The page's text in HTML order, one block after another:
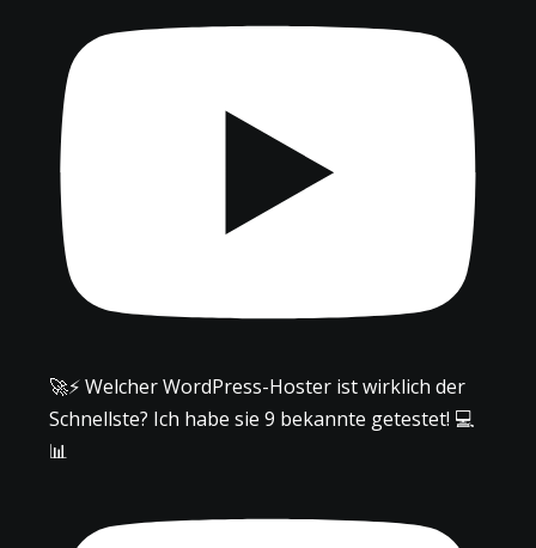
🚀⚡ Welcher WordPress-Hoster ist wirklich der
Schnellste? Ich habe sie 9 bekannte getestet! 💻
📊